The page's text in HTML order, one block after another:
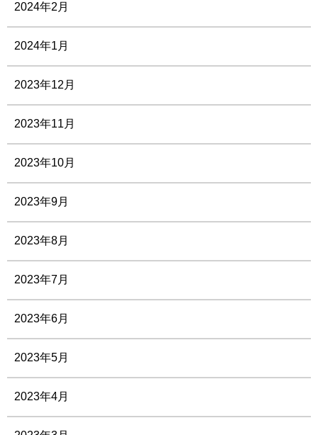
2024年2月
2024年1月
2023年12月
2023年11月
2023年10月
2023年9月
2023年8月
2023年7月
2023年6月
2023年5月
2023年4月